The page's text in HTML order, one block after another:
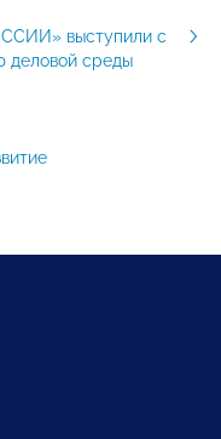
выступили с
деловой среды